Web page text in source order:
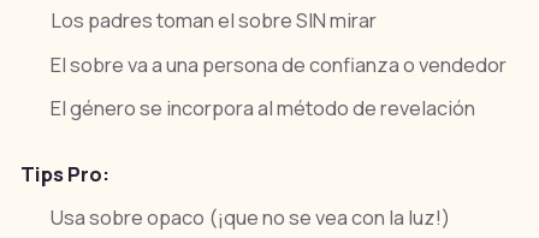
Los padres toman el sobre SIN mirar
El sobre va a una persona de confianza o vendedor
El género se incorpora al método de revelación
Tips Pro:
Usa sobre opaco (¡que no se vea con la luz!)